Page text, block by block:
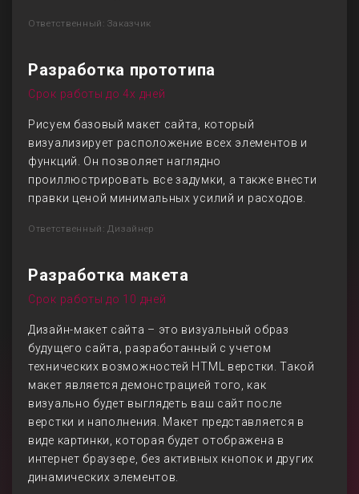
Ответственный: Заказчик
Разработка прототипа
Срок работы до 4х дней
Рисуем базовый макет сайта, который
визуализирует расположение всех элементов и
функций. Он позволяет наглядно
проиллюстрировать все задумки, а также внести
правки ценой минимальных усилий и расходов.
Ответственный: Дизайнер
Разработка макета
Срок работы до 10 дней
Дизайн-макет сайта – это визуальный образ
будущего сайта, разработанный с учетом
технических возможностей HTML верстки. Такой
макет является демонстрацией того, как
визуально будет выглядеть ваш сайт после
верстки и наполнения. Макет представляется в
виде картинки, которая будет отображена в
интернет браузере, без активных кнопок и других
динамических элементов.